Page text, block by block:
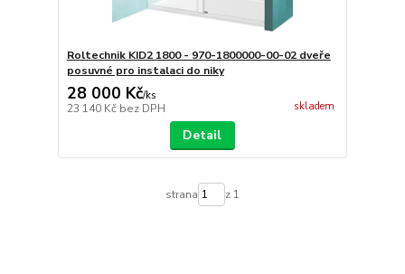
Roltechnik KID2 1800 - 970-1800000-00-02 dveře
posuvné pro instalaci do niky
28 000 Kč/ks
23 140 Kč bez DPH skladem
Detail
strana z 1